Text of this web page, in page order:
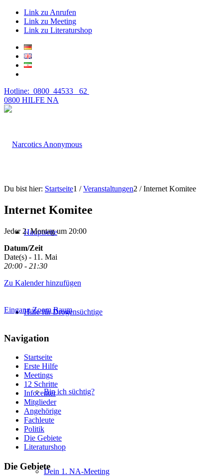
Link zu Anrufen
Link zu Meeting
Link zu Literaturshop
Hotline: 0800 44533 62
0800 HILFE NA
Hauptseite
Hilfe für Drogensüchtige
Bin ich süchtig?
Dein 1. NA-Meeting
Du bist hier: Startseite1 / Veranstaltungen2 / Internet Komitee
Internet Komitee
Jeder 2. Montag um 20:00
Datum/Zeit
Date(s) - 11. Mai
20:00 - 21:30
Zu Kalender hinzufügen
Eingang Zoom Raum
Navigation
Startseite
Erste Hilfe
Meetings
12 Schritte
Infocenter
Mitglieder
Angehörige
Fachleute
Politik
Die Gebiete
Literaturshop
Die Gebiete